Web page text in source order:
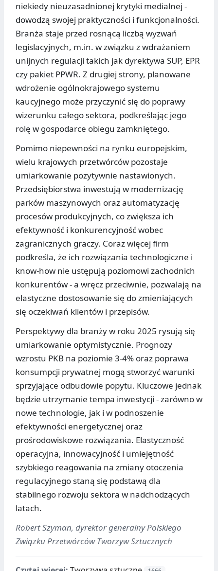
niekiedy nieuzasadnionej krytyki medialnej -
dowodzą swojej praktyczności i funkcjonalności.
Branża staje przed rosnącą liczbą wyzwań
legislacyjnych, m.in. w związku z wdrażaniem
unijnych regulacji takich jak dyrektywa SUP, EPR
czy pakiet PPWR. Z drugiej strony, planowane
wdrożenie ogólnokrajowego systemu
kaucyjnego może przyczynić się do poprawy
wizerunku całego sektora, podkreślając jego
rolę w gospodarce obiegu zamkniętego.
Pomimo niepewności na rynku europejskim,
wielu krajowych przetwórców pozostaje
umiarkowanie pozytywnie nastawionych.
Przedsiębiorstwa inwestują w modernizację
parków maszynowych oraz automatyzację
procesów produkcyjnych, co zwiększa ich
efektywność i konkurencyjność wobec
zagranicznych graczy. Coraz więcej firm
podkreśla, że ich rozwiązania technologiczne i
know-how nie ustępują poziomowi zachodnich
konkurentów - a wręcz przeciwnie, pozwalają na
elastyczne dostosowanie się do zmieniających
się oczekiwań klientów i przepisów.
Perspektywy dla branży w roku 2025 rysują się
umiarkowanie optymistycznie. Prognozy
wzrostu PKB na poziomie 3-4% oraz poprawa
konsumpcji prywatnej mogą stworzyć warunki
sprzyjające odbudowie popytu. Kluczowe jednak
będzie utrzymanie tempa inwestycji - zarówno w
nowe technologie, jak i w podnoszenie
efektywności energetycznej oraz
prośrodowiskowe rozwiązania. Elastyczność
operacyjna, innowacyjność i umiejętność
szybkiego reagowania na zmiany otoczenia
regulacyjnego staną się podstawą dla
stabilnego rozwoju sektora w nadchodzących
latach.
Robert Szyman, dyrektor generalny Polskiego
Związku Przetwórców Tworzyw Sztucznych